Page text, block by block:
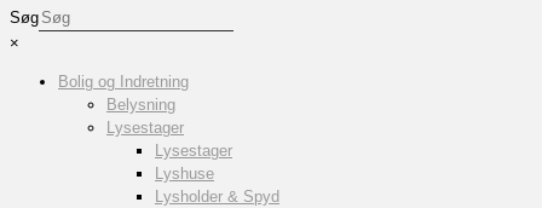
Søg
×
Bolig og Indretning
Belysning
Lysestager
Lysestager
Lyshuse
Lysholder & Spyd